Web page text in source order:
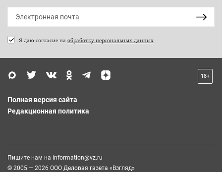
Я даю согласие на обработку персональных данных
18+
Полная версия сайта
Редакционная политика
Пишите нам на information@vz.ru
© 2005 — 2026 ООО Деловая газета «Взгляд»